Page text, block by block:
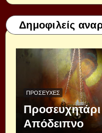
Δημοφιλείς
ΠΡΟΣΕΥΧΈΣ
Απόδειπνο